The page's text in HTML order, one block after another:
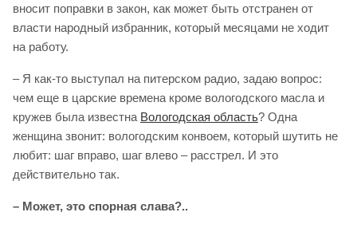
вносит поправки в закон, как может быть отстранен от
власти народный избранник, который месяцами не ходит
на работу.
– Я как-то выступал на питерском радио, задаю вопрос:
чем еще в царские времена кроме вологодского масла и
кружев была известна Вологодская область? Одна
женщина звонит: вологодским конвоем, который шутить не
любит: шаг вправо, шаг влево – расстрел. И это
действительно так.
– Может, это спорная слава?..